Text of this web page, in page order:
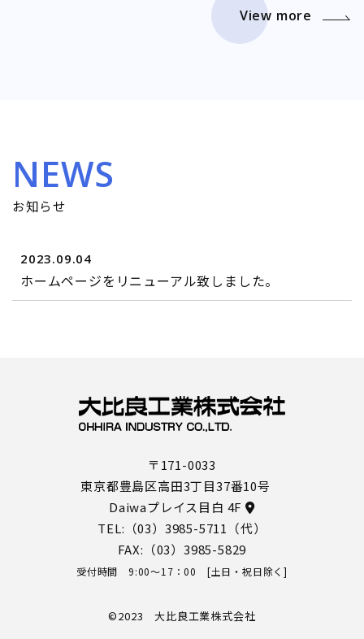
View more
NEWS
お知らせ
2023.09.04
ホームページをリニューアル致しました。
〒171-0033
東京都豊島区高田3丁目37番10号
Daiwaプレイス目白 4F
TEL: （03）3985-5711
（代）
FAX:（03）3985-5829
受付時間 9:00～17：00 [土日・祝日除く]
©2023 大比良工業株式会社